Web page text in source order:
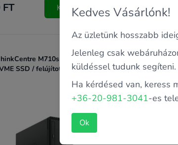
Kosárba teszem 64 900
M710s SFF i5-7400 / 8GB /
SSD / felújított számítógép - SFF
Dell
SATA
Kedves Vásárlónk!
Az üzletünk hosszabb
Jelenleg csak
küldéssel tudunk segíteni.
Ha kérdésed van, keress
+36-20-981-3041-es
Ok